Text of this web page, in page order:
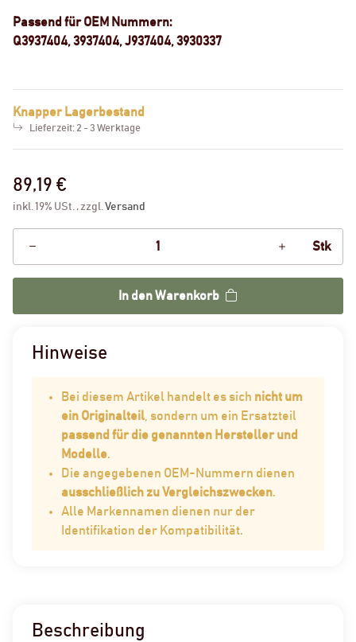
Passend für OEM Nummern:
Q3937404, 3937404, J937404, 3930337
Knapper Lagerbestand
Lieferzeit: 2 - 3 Werktage
89,19 €
inkl. 19% USt. , zzgl. Versand
Stk
In den Warenkorb
Hinweise
Bei diesem Artikel handelt es sich nicht um
ein Originalteil , sondern um ein Ersatzteil
passend für die genannten Hersteller und
Modelle.
Die angegebenen OEM-Nummern dienen
ausschließlich zu Vergleichszwecken.
Alle Markennamen dienen nur der
Identifikation der Kompatibilität.
Beschreibung